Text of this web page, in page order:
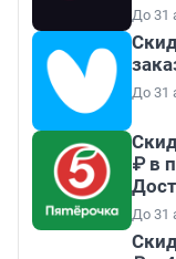
До 31
До 31
₽ в
До 31